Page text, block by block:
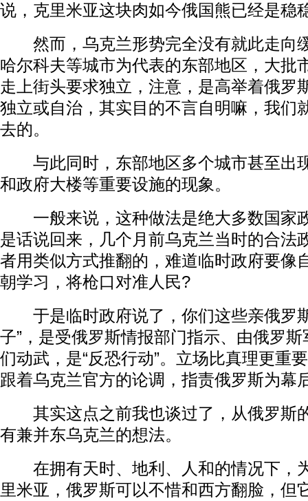
说，克里米亚这块肉如今俄国熊已经是稳
然而，乌克兰形势完全没有就此走向
哈尔科夫等城市为代表的东部地区，大批
走上街头要求独立，注意，是高举着俄罗
独立或自治，其实目的不言自明嘛，我们
去的。
与此同时，东部地区多个城市甚至出
和政府大楼等重要设施的现象。
一般来说，这种做法是绝大多数国家
是话说回来，几个月前乌克兰当时的合法
者用类似方式推翻的，难道临时政府要像
朝学习，将枪口对准人民?
于是临时政府说了，你们这些亲俄罗
子”，是受俄罗斯情报部门指示、由俄罗
们动武，是“反恐行动”。立场比真理更重
跟着乌克兰官方的论调，指责俄罗斯为幕
其实这点之前我也谈过了，从俄罗斯
有兼并东乌克兰的想法。
在拥有天时、地利、人和的情况下，
里米亚，俄罗斯可以不惜和西方翻脸，但